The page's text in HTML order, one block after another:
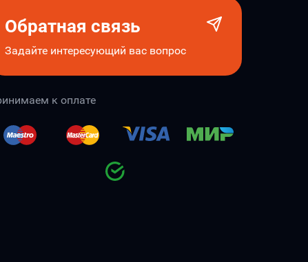
Обратная связь
Задайте интересующий вас вопрос
к оплате